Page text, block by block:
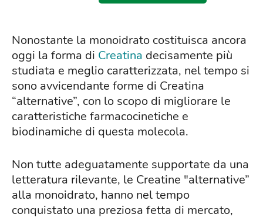
Nonostante la monoidrato costituisca ancora
oggi la forma di Creatina decisamente più
studiata e meglio caratterizzata, nel tempo si
sono avvicendante forme di Creatina
“alternative”, con lo scopo di migliorare le
caratteristiche farmacocinetiche e
biodinamiche di questa molecola.
Non tutte adeguatamente supportate da una
letteratura rilevante, le Creatine "alternative”
alla monoidrato, hanno nel tempo
conquistato una preziosa fetta di mercato,